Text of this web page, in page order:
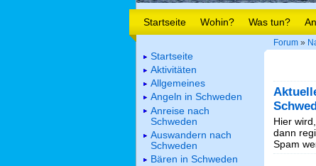
Startseite Wohin? Was tun?
Forum »
Hier
dann
Spam
Startseite
Aktivitäten
Allgemeines
Angeln in Schweden
Anreise nach
Schweden
Auswandern nach
Schweden
Bären in Schweden